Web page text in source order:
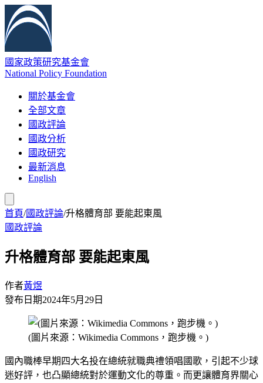
國家政策研究基金會
National Policy Foundation
關於基金會
全部文章
國政評論
國政分析
國政研究
最新消息
English
首頁/國政評論/升格體育部 要能起東風
國政評論
升格體育部 要能起東風
作者黃煜
發布日期2024年5月29日
(圖片來源：Wikimedia Commons，跑步機。)
國內職棒早期四大名投在總統就職典禮領唱國歌，引起不少球
迷好評，也凸顯總統對於運動文化的尊重。而更讓體育界關心